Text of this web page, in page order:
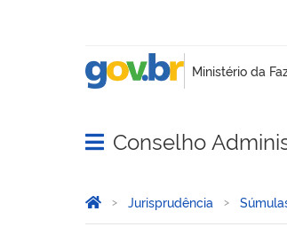
Abrir menu principal de
Conselho
Você está aqui:
Página Inicial
Jurisprudência